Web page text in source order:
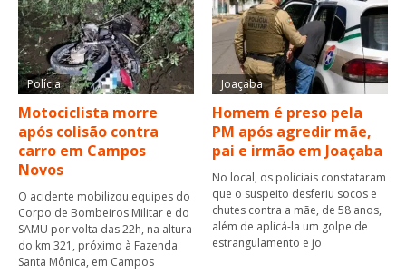
Polícia
Motociclista morre
após colisão contra
carro em Campos
Novos
O acidente mobilizou equipes do
Corpo de Bombeiros Militar e do
SAMU por volta das 22h, na altura
do km 321, próximo à Fazenda
Santa Mônica, em Campos
Joaçaba
Homem é preso pela
PM após agredir mãe,
pai e irmão em Joaçaba
No local, os policiais constataram
que o suspeito desferiu socos e
chutes contra a mãe, de 58 anos,
além de aplicá-la um golpe de
estrangulamento e jo